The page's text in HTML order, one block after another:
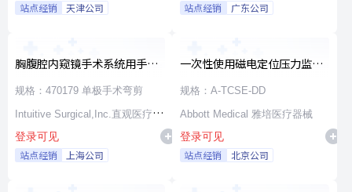
站点经销 天津公司 站点经销 广东公司
胸腹腔内窥镜手术系统用手术
器械
规格：470179 单极手术弯剪
Intuitive Surgical,Inc.直观医疗公
司
登录可见
站点经销 上海公司
一次性使用磁电定位压力监测
消融导管
规格：A-TCSE-DD
Abbott Medical 雅培医疗器械
登录可见
站点经销 北京公司